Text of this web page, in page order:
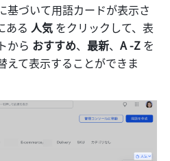
基づいて用語カードが表示さ
ある 人気 をクリックして、表
から おすすめ、 最新、A -Z を
えて表示することができま